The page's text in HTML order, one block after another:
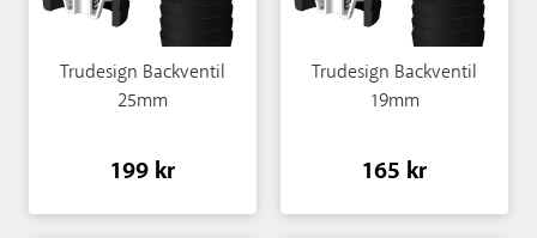
Trudesign Backventil
25mm
199 kr
Trudesign Backventil
19mm
165 kr